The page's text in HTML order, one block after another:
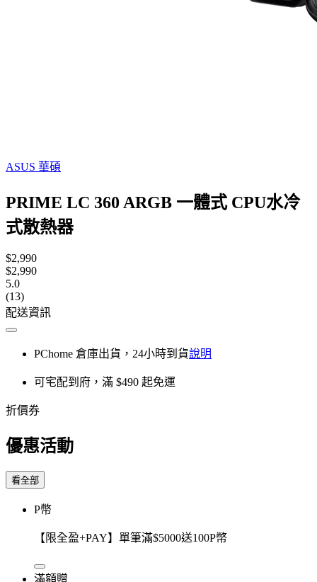
ASUS 華碩
PRIME LC 360 ARGB 一體式 CPU水冷
式散熱器
$2,990
$2,990
5.0
(13)
配送資訊
PChome 倉庫出貨，24小時到貨說明
可宅配到府，滿 $490 起免運
折價券
優惠活動
看全部
P幣
【限全盈+PAY】單筆滿$5000送100P幣
滿額贈